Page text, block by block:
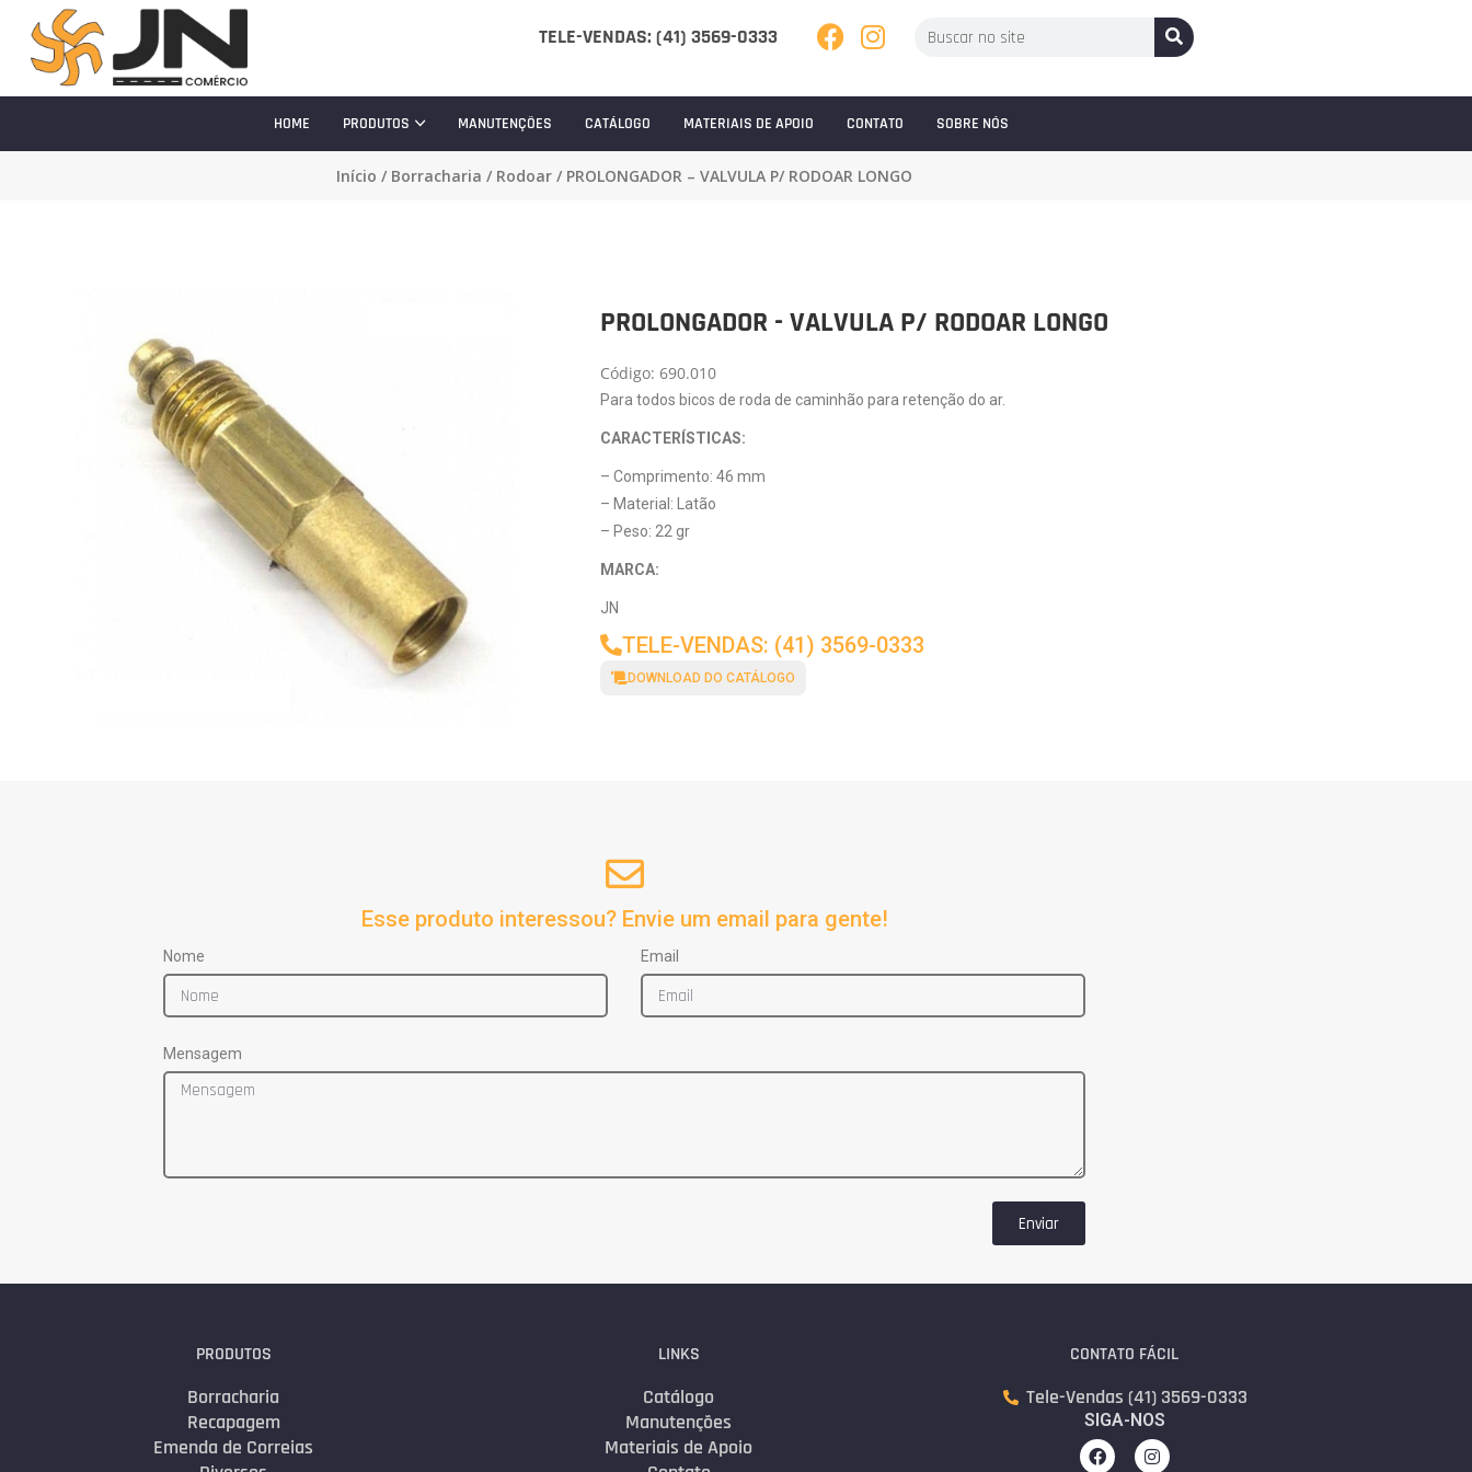
TELE-VENDAS: (41) 3569-0333
HOME PRODUTOS MANUTENÇÕES CATÁLOGO MATERIAIS DE APOIO CONTATO SOBRE NÓS
Início / Borracharia / Rodoar / PROLONGADOR – VALVULA P/ RODOAR LONGO
PROLONGADOR - VALVULA P/ RODOAR LONGO
Código: 690.010
Para todos bicos de roda de caminhão para retenção do ar.
CARACTERÍSTICAS:
– Comprimento: 46 mm
– Material: Latão
– Peso: 22 gr
MARCA:
JN
TELE-VENDAS: (41) 3569-0333
DOWNLOAD DO CATÁLOGO
Esse produto interessou? Envie um email para gente!
Nome Email
Mensagem
Enviar
PRODUTOS
Borracharia
Recapagem
Emenda de Correias
LINKS
Catálogo
Manutenções
Materiais de Apoio
CONTATO FÁCIL
Tele-Vendas (41) 3569-0333
SIGA-NOS